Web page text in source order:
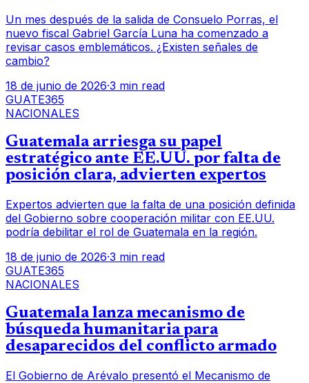
Un mes después de la salida de Consuelo Porras, el
nuevo fiscal Gabriel García Luna ha comenzado a
revisar casos emblemáticos. ¿Existen señales de
cambio?
18 de junio de 2026·3 min read
GUATE365
NACIONALES
Guatemala arriesga su papel
estratégico ante EE.UU. por falta de
posición clara, advierten expertos
Expertos advierten que la falta de una posición definida
del Gobierno sobre cooperación militar con EE.UU.
podría debilitar el rol de Guatemala en la región.
18 de junio de 2026·3 min read
GUATE365
NACIONALES
Guatemala lanza mecanismo de
búsqueda humanitaria para
desaparecidos del conflicto armado
El Gobierno de Arévalo presentó el Mecanismo de